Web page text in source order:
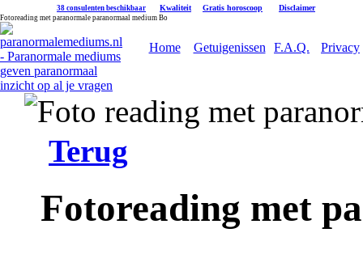
38 consulenten beschikbaar Kwaliteit Gratis horoscoop Disclaimer
Fotoreading met paranormale paranormaal medium Bo
Home Getuigenissen F.A.Q. Privacy
Terug
Fotoreading met